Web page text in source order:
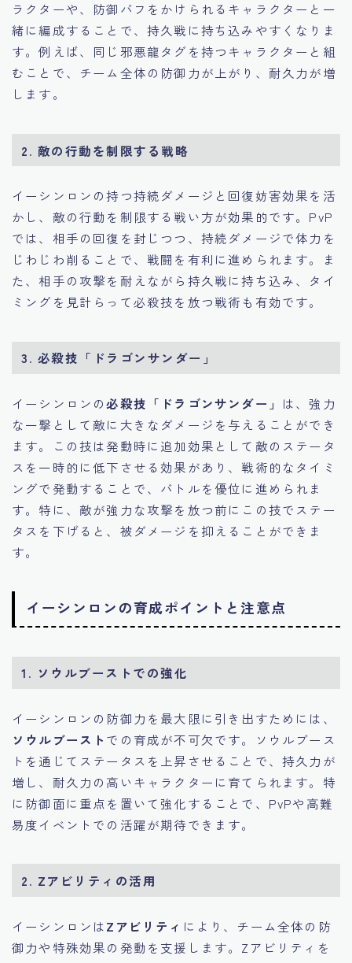
ラクターや、防御バフをかけられるキャラクターと一
緒に編成することで、持久戦に持ち込みやすくなりま
す。例えば、同じ邪悪龍タグを持つキャラクターと組
むことで、チーム全体の防御力が上がり、耐久力が増
します。
2. 敵の行動を制限する戦略
イーシンロンの持つ持続ダメージと回復妨害効果を活
かし、敵の行動を制限する戦い方が効果的です。PvP
では、相手の回復を封じつつ、持続ダメージで体力を
じわじわ削ることで、戦闘を有利に進められます。ま
た、相手の攻撃を耐えながら持久戦に持ち込み、タイ
ミングを見計らって必殺技を放つ戦術も有効です。
3. 必殺技「ドラゴンサンダー」
イーシンロンの必殺技「ドラゴンサンダー」 は、強力
な一撃として敵に大きなダメージを与えることができ
ます。この技は発動時に追加効果として敵のステータ
スを一時的に低下させる効果があり、戦術的なタイミ
ングで発動することで、バトルを優位に進められま
す。特に、敵が強力な攻撃を放つ前にこの技でステー
タスを下げると、被ダメージを抑えることができま
す。
イーシンロンの育成ポイントと注意点
1. ソウルブーストでの強化
イーシンロンの防御力を最大限に引き出すためには、
ソウルブースト での育成が不可欠です。ソウルブース
トを通じてステータスを上昇させることで、持久力が
増し、耐久力の高いキャラクターに育てられます。特
に防御面に重点を置いて強化することで、PvPや高難
易度イベントでの活躍が期待できます。
2. Zアビリティの活用
イーシンロンはZアビリティ により、チーム全体の防
御力や特殊効果の発動を支援します。Zアビリティを